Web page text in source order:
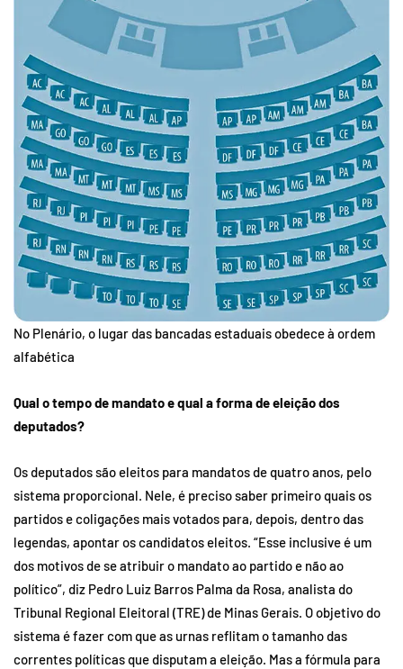
No Plenário, o lugar das bancadas estaduais obedece à ordem
alfabética
Qual o tempo de mandato e qual a forma de eleição dos
deputados?
Os deputados são eleitos para mandatos de quatro anos, pelo
sistema proporcional. Nele, é preciso saber primeiro quais os
partidos e coligações mais votados para, depois, dentro das
legendas, apontar os candidatos eleitos. “Esse inclusive é um
dos motivos de se atribuir o mandato ao partido e não ao
político”, diz Pedro Luiz Barros Palma da Rosa, analista do
Tribunal Regional Eleitoral (TRE) de Minas Gerais. O objetivo do
sistema é fazer com que as urnas reflitam o tamanho das
correntes políticas que disputam a eleição. Mas a fórmula para